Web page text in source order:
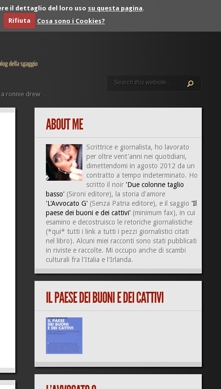
il dettaglio del loro uso su questa pagina.
Rifiuta Cosa sono i Cookies?
ronnie drew
Scrittrice e giornalista, ho lavorato
per oltre vent'anni nei quotidiani,
dimettendomi in agosto 2012 da un
contratto a tempo indeterminato. Ho
scritto il noir 'Due colonne taglio
basso'(Sironi editore), la storia d'amore
'L'Avvocato G'(Senza Patria editore), e il saggio 'Il
paese dei buoni e dei cattivi'(minimum fax), in cui
esamino e decostruisco le retoriche giornalistiche
(*qui* tutti i link a tutti i pezzi giornalistici citati
nel libro). Alcuni miei racconti sono stati pubblicati
in riviste e raccolte. Mi occupo anche di scambi
culturalifra l'Italia e l'Irlanda.